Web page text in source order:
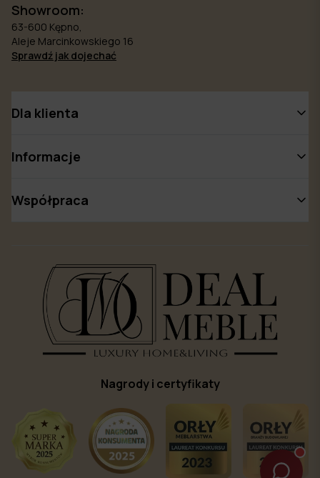
Showroom:
63-600 Kępno,
Aleje Marcinkowskiego 16
Sprawdź jak dojechać
Dla klienta
Informacje
Współpraca
Nagrody i certyfikaty